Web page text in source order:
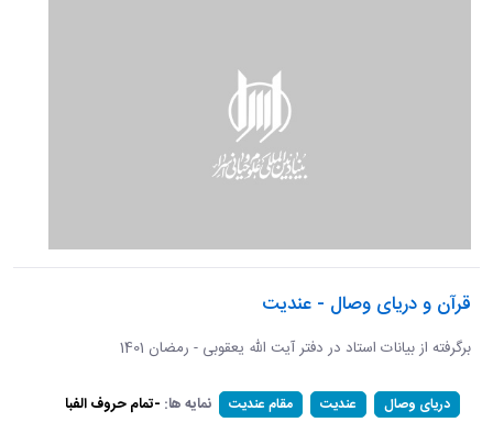
قرآن و دریای وصال - عندیت
برگرفته از بیانات استاد در دفتر آیت الله یعقوبی - رمضان 1401
دریای وصال عندیت مقام عندیت نمایه ها: -تمام حروف الفبا